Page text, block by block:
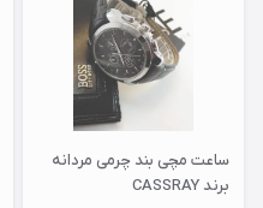
ساعت مچی بند چرمی مردانه
برند CASSRAY